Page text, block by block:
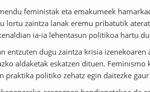
feministak eta emakumeek
lortu zaintza lanak eremu pribatutik
ia-ia lehentasun politikoa hartu
entzuten dugu zaintza krisia izenekoaren
aldaketak eskatzen dituen.
praktika politiko zehatz egin daitezke